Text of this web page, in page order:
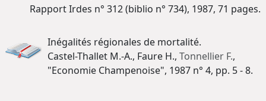
Rapport Irdes n° 312 (biblio n° 734), 1987, 71 pages.
Inégalités régionales de mortalité.
Castel-Thallet M.-A., Faure H., Tonnellier F.,
"Economie Champenoise", 1987 n° 4, pp. 5 - 8.